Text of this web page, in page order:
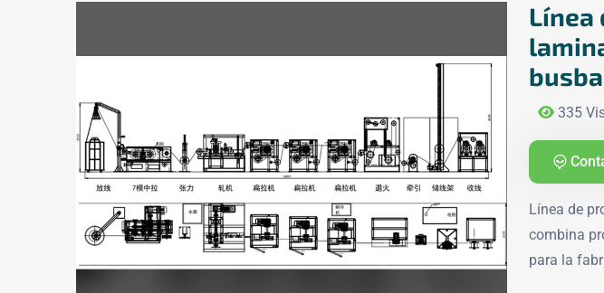
Línea
335
Línea de
combina
para la